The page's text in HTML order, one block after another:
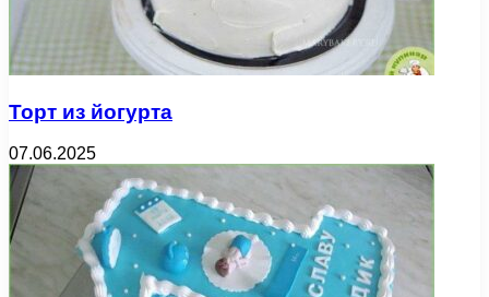
Торт из йогурта
07.06.2025